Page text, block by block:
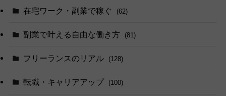
在宅ワーク・副業で稼ぐ (62)
副業で叶える自由な働き方 (81)
フリーランスのリアル (128)
転職・キャリアアップ (100)